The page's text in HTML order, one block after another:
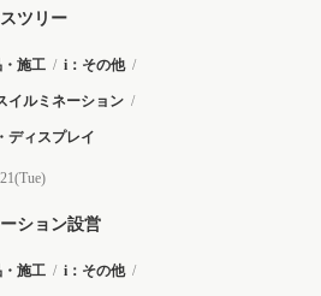
ツリー
施工 / i：その他 /
イルミネーション /
ディスプレイ
ション設営
施工 / i：その他 /